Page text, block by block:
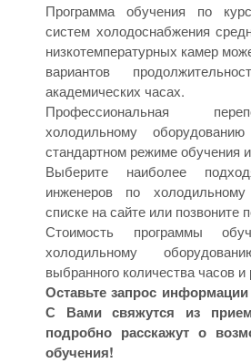
Программа обучения по
систем холодоснабжения
низкотемпературных камер
вариантов
академических часах.
Профессиональная
холодильному
стандартном режиме обучения
Выберите наиболее
инженеров по
списке на сайте или позвоните
Стоимость программы
холодильному
выбранного количества часов
Оставьте запрос
С Вами свяжутся из
подробно расскажут о
обучения!